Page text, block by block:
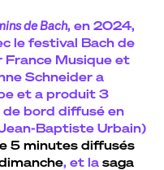
de Bach, en 2024,
le festival Bach de
France Musique et
Schneider a
et a produit 3
bord diffusé en
Baptiste Urbain)
5 minutes diffusés
, et la saga